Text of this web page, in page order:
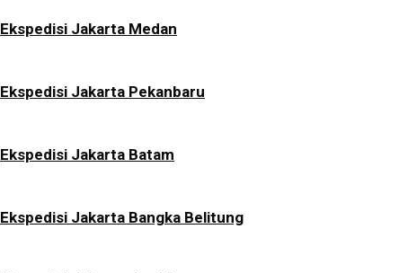
Ekspedisi Jakarta Medan
Ekspedisi Jakarta Pekanbaru
Ekspedisi Jakarta Batam
Ekspedisi Jakarta Bangka Belitung